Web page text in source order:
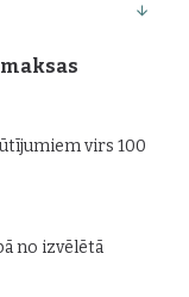
virs 100
no izvēlētā